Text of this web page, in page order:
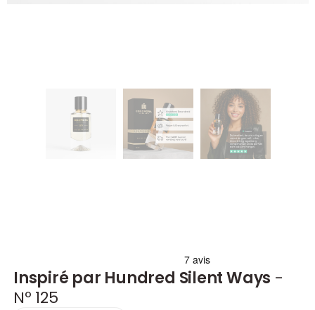
Inspiré par Hundred Silent Ways -
Nº 125